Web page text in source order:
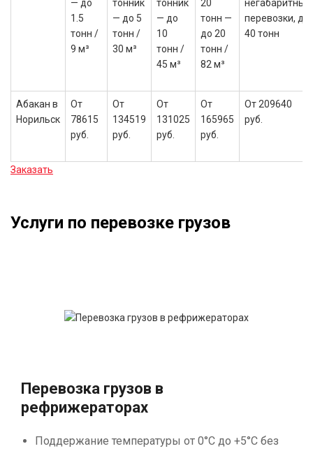
— до
1.5
тонн /
9 м³
тонник
— до 5
тонн /
30 м³
тонник
— до
10
тонн /
45 м³
20
тонн —
до 20
тонн /
82 м³
негабаритные
перевозки, до
40 тонн
Абакан в
Норильск
От
78615
руб.
От
134519
руб.
От
131025
руб.
От
165965
руб.
От 209640
руб.
Заказать
Услуги по перевозке грузов
Перевозка грузов в
рефрижераторах
Поддержание температуры от 0°С до +5°С без